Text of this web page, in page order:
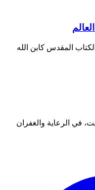
المقدس كابن الله
في الرعاية والغفران